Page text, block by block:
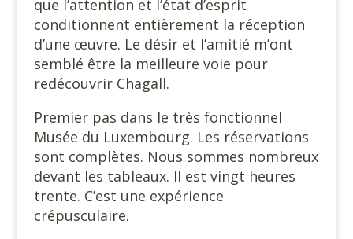
que l’attention et l’état d’esprit
conditionnent entièrement la réception
d’une œuvre. Le désir et l’amitié m’ont
semblé être la meilleure voie pour
redécouvrir Chagall.
Premier pas dans le très fonctionnel
Musée du Luxembourg. Les réservations
sont complètes. Nous sommes nombreux
devant les tableaux. Il est vingt heures
trente. C’est une expérience
crépusculaire.